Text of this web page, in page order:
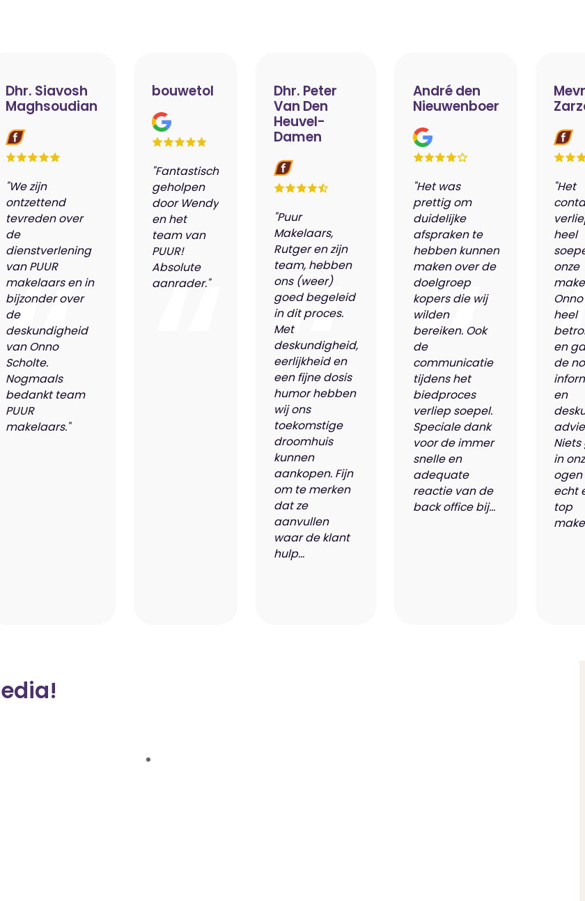
Dhr. Siavosh
Maghsoudian
"We zijn
ontzettend
tevreden over
de
dienstverlening
van PUUR
makelaars en in
bijzonder over
de
deskundigheid
van Onno
Scholte.
Nogmaals
bedankt team
PUUR
makelaars."
bouwetol
"Fantastisch
geholpen
door Wendy
en het
team van
PUUR!
Absolute
aanrader."
Dhr. Peter
Van Den
Heuvel-
Damen
"Puur
Makelaars,
Rutger en zijn
team, hebben
ons (weer)
goed begeleid
in dit proces.
Met
deskundigheid,
eerlijkheid en
een fijne dosis
humor hebben
wij ons
toekomstige
droomhuis
kunnen
aankopen. Fijn
om te merken
dat ze
aanvullen
waar de klant
hulp...
André den
Nieuwenboer
"Het was
prettig om
duidelijke
afspraken te
hebben kunnen
maken over de
doelgroep
kopers die wij
wilden
bereiken. Ook
de
communicatie
tijdens het
biedproces
verliep soepel.
Speciale dank
voor de immer
snelle en
adequate
reactie van de
back office bij...
"Het
heel
onze
heel
en
de
en
in
ogen
echt
top